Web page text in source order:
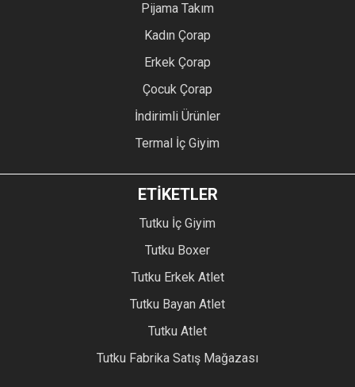
Pijama Takım
Kadın Çorap
Erkek Çorap
Çocuk Çorap
İndirimli Ürünler
Termal İç Giyim
ETİKETLER
Tutku İç Giyim
Tutku Boxer
Tutku Erkek Atlet
Tutku Bayan Atlet
Tutku Atlet
Tutku Fabrika Satış Mağazası